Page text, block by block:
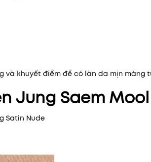
và khuyết điểm để có làn da mịn màng
Jung Saem
Satin Nude